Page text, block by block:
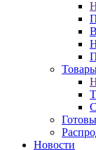
Новости